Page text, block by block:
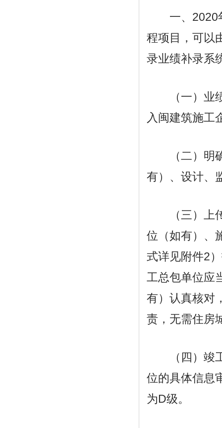
一、2020年
程项目，可以
录业绩补录系
（一）业绩
入闽建筑施工
（二）明确
有）、设计、
（三）上传
位（如有）、
式详见附件2
工总包单位应
有）认真核对
责，无需住房
（四）竣工
位的具体信息
为D级。